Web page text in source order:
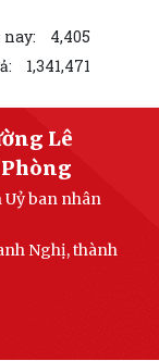
4,405
1,341,471
Lê
Uỷ ban nhân
Nghị, thành